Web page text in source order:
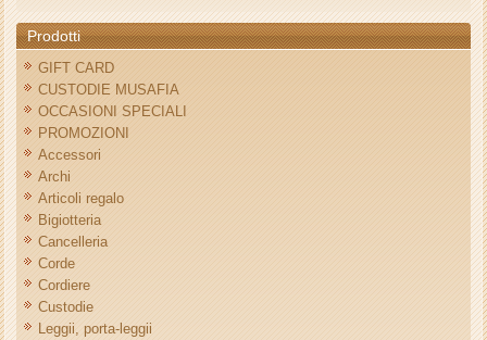
Prodotti
GIFT CARD
CUSTODIE MUSAFIA
OCCASIONI SPECIALI
PROMOZIONI
Accessori
Archi
Articoli regalo
Bigiotteria
Cancelleria
Corde
Cordiere
Custodie
Leggii, porta-leggii